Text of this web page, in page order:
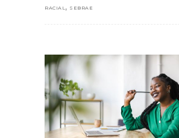
RACIAL , SEBRAE